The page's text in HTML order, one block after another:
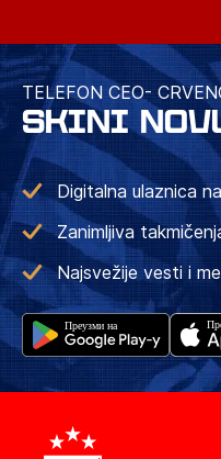
TELEFON CEO-
SKINI
Digitalna ulaznica
Zanimljiva
Najsvežije vesti i